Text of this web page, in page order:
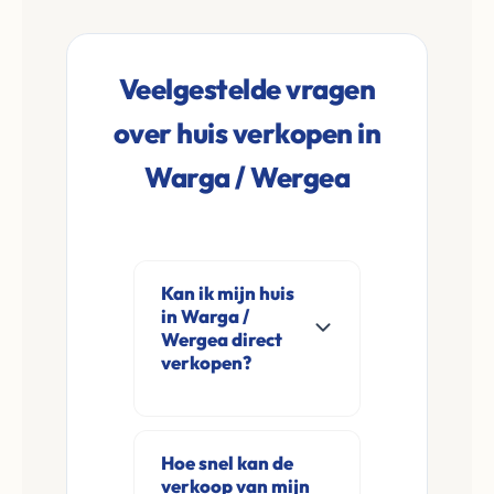
Veelgestelde vragen
over huis verkopen in
Warga / Wergea
Kan ik mijn huis
in Warga /
Wergea direct
verkopen?
direct aan in Warga /
Hoe snel kan de
verkoop van mijn